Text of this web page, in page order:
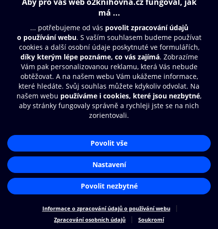
Další zábava
© O2 Czech Republic a.s.
Nákupní řád
Přístupnost
Zásady zpracování osobních údajů
Cookies
Aplikace O2 Knihovna
Čti a poslouchej své e-knihy a
audioknihy rychleji a pohodlněji.